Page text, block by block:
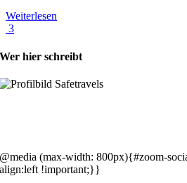
Weiterlesen
3
Wer hier schreibt
@media (max-width: 800px){#zoom-
align:left !important;}}